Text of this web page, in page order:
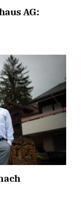
AG: